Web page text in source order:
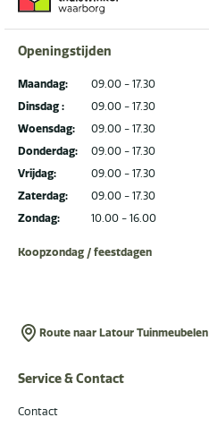
Openingstijden
Maandag:
Dinsdag :
Woensdag:
Donderdag:
Vrijdag:
Zaterdag:
Zondag:
09.00 - 17.30
09.00 - 17.30
09.00 - 17.30
09.00 - 17.30
09.00 - 17.30
09.00 - 17.30
10.00 - 16.00
Koopzondag / feestdagen
Route naar Latour Tuinmeubelen
Service & Contact
Contact